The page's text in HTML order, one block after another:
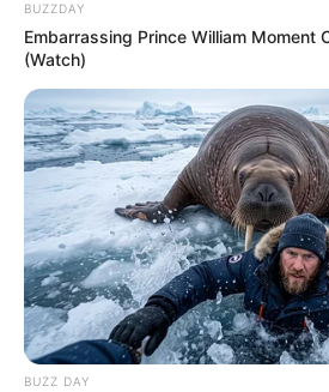
BUZZDAY
Embarrassing Prince William Moment
(Watch)
BUZZ DAY